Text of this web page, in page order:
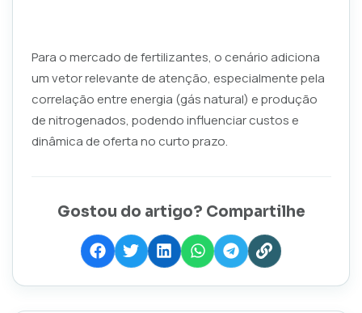
Para o mercado de fertilizantes, o cenário adiciona
um vetor relevante de atenção, especialmente pela
correlação entre energia (gás natural) e produção
de nitrogenados, podendo influenciar custos e
dinâmica de oferta no curto prazo.
Gostou do artigo? Compartilhe